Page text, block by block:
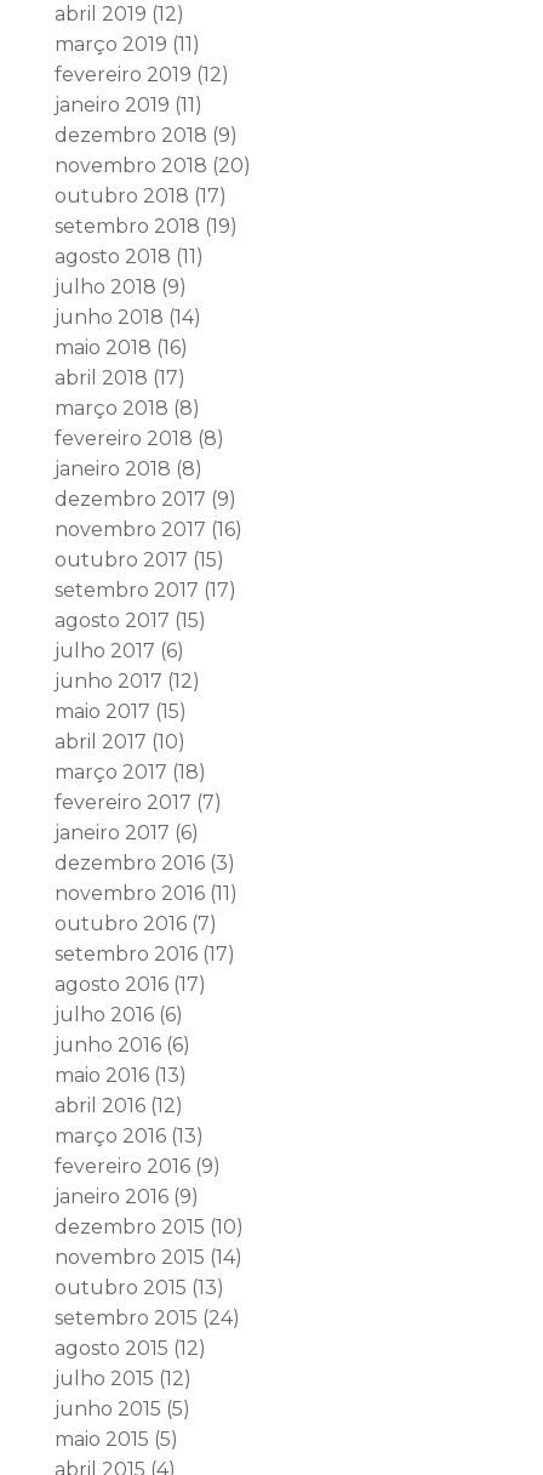
abril 2019 (12)
março 2019 (11)
fevereiro 2019 (12)
janeiro 2019 (11)
dezembro 2018 (9)
novembro 2018 (20)
outubro 2018 (17)
setembro 2018 (19)
agosto 2018 (11)
julho 2018 (9)
junho 2018 (14)
maio 2018 (16)
abril 2018 (17)
março 2018 (8)
fevereiro 2018 (8)
janeiro 2018 (8)
dezembro 2017 (9)
novembro 2017 (16)
outubro 2017 (15)
setembro 2017 (17)
agosto 2017 (15)
julho 2017 (6)
junho 2017 (12)
maio 2017 (15)
abril 2017 (10)
março 2017 (18)
fevereiro 2017 (7)
janeiro 2017 (6)
dezembro 2016(3)
novembro 2016(11)
outubro 2016(7)
setembro 2016(17)
agosto 2016(17)
julho 2016(6)
junho 2016(6)
maio 2016(13)
abril 2016(12)
março 2016(13)
fevereiro 2016(9)
janeiro 2016(9)
dezembro 2015 (10)
novembro 2015 (14)
outubro 2015 (13)
setembro 2015 (24)
agosto 2015 (12)
julho 2015 (12)
junho 2015 (5)
maio 2015 (5)
abril 2015 (4)